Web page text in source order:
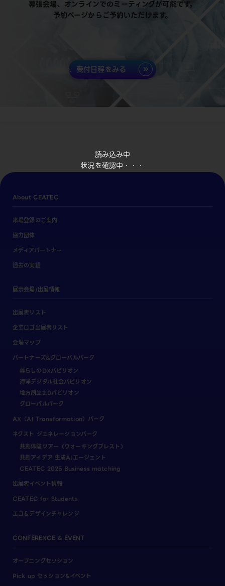
読み込み中
状況を確認中・・・
幕張会場、オンラインでのミーティングが可能です。
予約ページからご予約いただけます。
受付日程をみる
About CEATEC
来場登録のご案内
協力団体
メディアパートナー
過去の実績
展示会場/出展情報
出展者リスト
企業ロゴ出展者リスト
会場マップ
パートナーズ&グローバルパーク
暮らしのDXパビリオン
海洋デジタル社会パビリオン
地方創生2.0パビリオン
グローバルパーク
AX（AI Transformation）パーク
ネクスト ジェネレーションパーク
共創体験ツアー（ウォーキングブレスト）
共創アイデア 生成AIエージェント
CEATEC 2025 Business matching
出展者イベント情報
CEATEC for Students
エコ＆デザインチャレンジ
CONFERENCE & EVENT
オープニングセッション
Pick up セッション&イベント